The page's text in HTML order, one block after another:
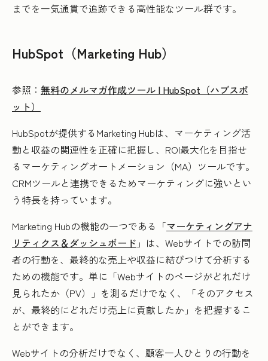
までを一気通貫で追跡できる高性能なツール群です。
HubSpot（Marketing Hub）
参照： 無料のメルマガ作成ツール | HubSpot（ハブスポ
ット）
HubSpotが提供するMarketing Hubは、マーケティング活
動と収益の関連性を正確に把握し、ROI最大化を目指せ
るマーケティングオートメーション（MA）ツールです。
CRMツールと連携できるためマーケティングに強いとい
う特長を持っています。
Marketing Hubの機能の一つである「マーケティングアナ
リティクス＆ダッシュボード 」は、Webサイトでの訪問
者の行動を、最終的な売上や収益に結びつけて分析する
ための機能です。単に「Webサイトのページがどれだけ
見られたか（PV）」を測るだけでなく、「そのアクセス
が、最終的にどれだけ売上に貢献したか」を把握するこ
とができます。
Webサイトの分析だけでなく、顧客一人ひとりの行動を